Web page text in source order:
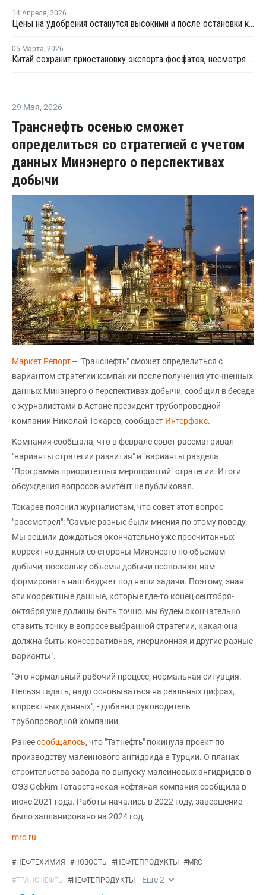
14 Апреля, 2026
Цены на удобрения останутся высокими и после остановки конфликта на Ближнем Востоке
05 Марта, 2026
Китай сохранит приостановку экспорта фосфатов, несмотря на войну на Ближнем Востоке
29 Мая, 2026
Транснефть осенью сможет
определиться со стратегией с учетом
данных Минэнерго о перспективах
добычи
Маркет Репорт-- "Транснефть" сможет определиться с
вариантом стратегии компании после получения уточненных
данных Минэнерго о перспективах добычи, сообщил в беседе
с журналистами в Астане президент трубопроводной
компании Николай Токарев, сообщает Интерфакс.
Компания сообщала, что в феврале совет рассматривал
"варианты стратегии развития" и "варианты раздела
"Программа приоритетных мероприятий" стратегии. Итоги
обсуждения вопросов эмитент не публиковал.
Токарев пояснил журналистам, что совет этот вопрос
"рассмотрел": "Самые разные были мнения по этому поводу.
Мы решили дождаться окончательно уже просчитанных
корректно данных со стороны Минэнерго по объемам
добычи, поскольку объемы добычи позволяют нам
формировать наш бюджет под наши задачи. Поэтому, зная
эти корректные данные, которые где-то конец сентября-
октября уже должны быть точно, мы будем окончательно
ставить точку в вопросе выбранной стратегии, какая она
должна быть: консервативная, инерционная и другие разные
варианты".
"Это нормальный рабочий процесс, нормальная ситуация.
Нельзя гадать, надо основываться на реальных цифрах,
корректных данных", - добавил руководитель
трубопроводной компании.
Ранеесообщалось, что "Татнефть" покинула проект по
производству малеинового ангидрида в Турции. О планах
строительства завода по выпуску малеиновых ангидридов в
ОЭЗ Gebkim Татарстанская нефтяная компания сообщила в
июне 2021 года. Работы начались в 2022 году, завершение
было запланировано на 2024 год.
mrc.ru
#НЕФТЕХИМИЯ #НОВОСТЬ #НЕФТЕПРОДУКТЫ #MRC
#ТРАНСНЕФТЬ #НЕФТЕПРОДУКТЫ Еще2